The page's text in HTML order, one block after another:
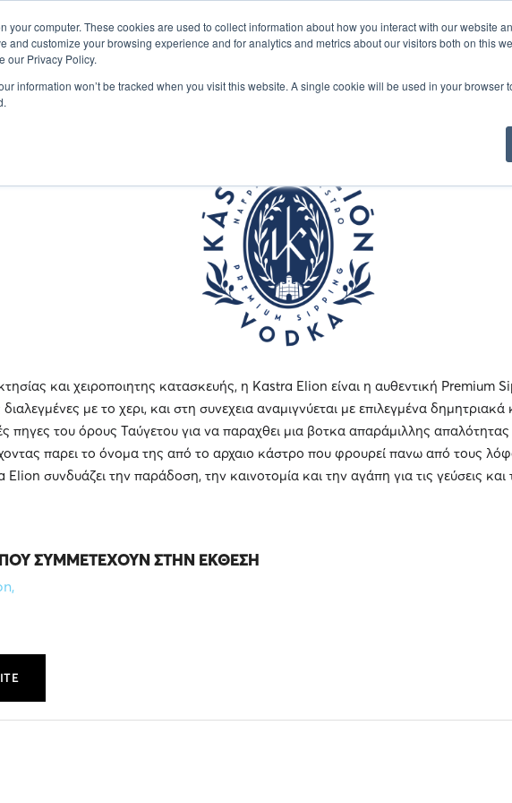
your computer. These cookies are used to collect information about how you interact with our website
and customize your browsing experience and for analytics and metrics about our visitors both on this
our Privacy Policy.
information won’t be tracked when you visit this website. A single cookie will be used in your browser
ΜΕ ΕΜΑΣ ΠΛΗΡΟΦΟΡΙΕΣ ΕΚΘΕΤΕΣ ΟΜΙΛΗΤΕΣ ΣΕΜΙΝΑΡΙΑ
και χειροποιητης κατασκευής, η Kastra Elion είναι η αυθεντική Premium
με το χερι, και στη συνεχεια αναμιγνύεται με επιλεγμένα
πηγες του όρους Ταύγετου για να παραχθει μια βοτκα απαράμιλλης απαλότητας
παρει το όνομα της από το αρχαιο κάστρο που φρουρεί πανω από τους
συνδυάζει την παράδοση, την καινοτομία και την αγάπη για τις γεύσεις
ΠΟΥ ΣΥΜΜΕΤΈΧΟΥΝ ΣΤΗΝ ΈΚΘΕΣΗ
,